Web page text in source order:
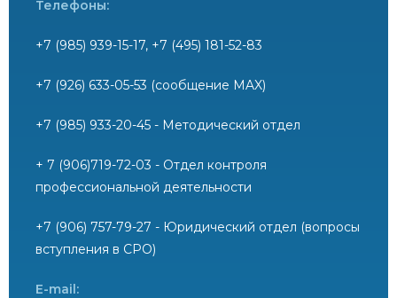
Телефоны:
+7 (985) 939-15-17, +7 (495) 181-52-83
+7 (926) 633-05-53 (сообщение MAX)
+7 (985) 933-20-45 - Методический отдел
+ 7 (906)719-72-03 - Отдел контроля
профессиональной деятельности
+7 (906) 757-79-27 - Юридический отдел (вопросы
вступления в СРО)
E-mail: